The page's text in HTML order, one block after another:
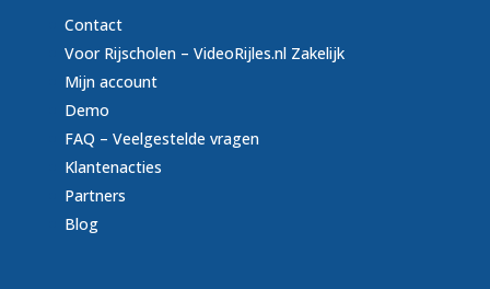
Contact
Voor Rijscholen – VideoRijles.nl Zakelijk
Mijn account
Demo
FAQ – Veelgestelde vragen
Klantenacties
Partners
Blog